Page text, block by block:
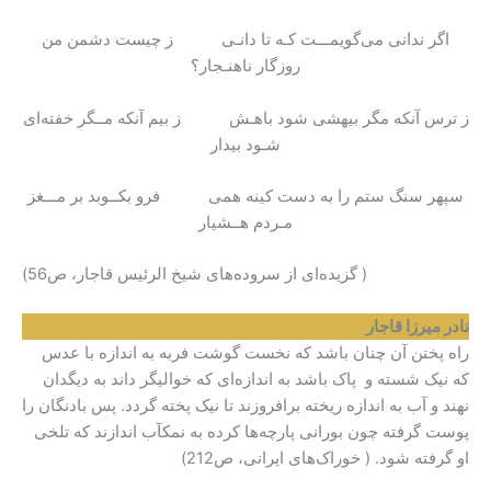
اگر ندانی می‌گویمـــت کـه تا دانـی ز چیست دشمن من
روزگار ناهنـجار؟
ز ترس آنکه مگر بیهشی شود باهـش ز بیم آنکه مــگر خفته‌ای
شـود بیدار
سپهر سنگ ستم را به دست کینه همی فرو بکــوبد بر مـــغز
مـردم هــشیار
( گزیده‌ای از سروده‌های شیخ الرئیس قاجار، ص56)
نادر میرزا قاجار
راه پختن آن چنان باشد که نخست گوشت فربه به اندازه با عدس
که نیک شسته و پاک باشد به اندازه‌ای که خوالیگر داند به دیگدان
نهند و آب به اندازه ریخته برافروزند تا نیک پخته گردد. پس بادنگان را
پوست گرفته چون بورانی پارچه‌ها کرده به نمکآب اندازند که تلخی
او گرفته شود. ( خوراک‌های ایرانی، ص212)